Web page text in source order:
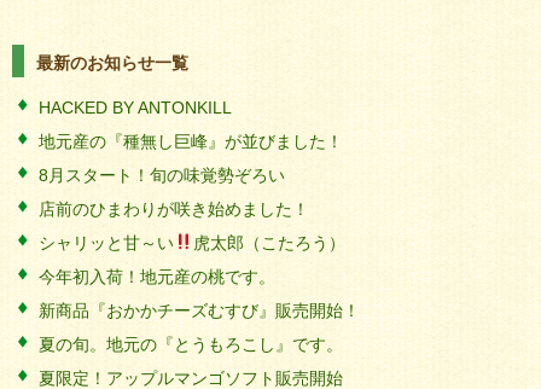
最新のお知らせ一覧
HACKED BY ANTONKILL
地元産の『種無し巨峰』が並びました！
8月スタート！旬の味覚勢ぞろい
店前のひまわりが咲き始めました！
シャリッと甘～い
虎太郎（こたろう）
今年初入荷！地元産の桃です。
新商品『おかかチーズむすび』販売開始！
夏の旬。地元の『とうもろこし』です。
夏限定！アップルマンゴソフト販売開始